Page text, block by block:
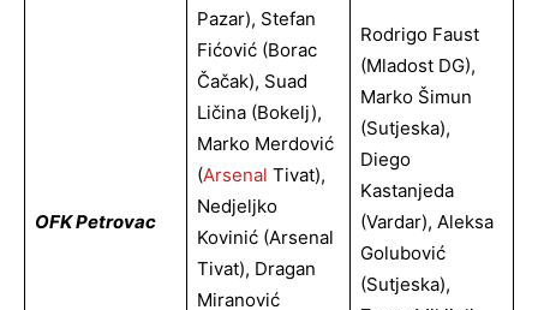
OFK Petrovac
Pazar), Stefan
Fićović (Borac
Čačak), Suad
Ličina (Bokelj),
Marko Merdović
(Arsenal Tivat),
Nedjeljko
Kovinić (Arsenal
Tivat), Dragan
Miranović
Rodrigo Faust
(Mladost DG),
Marko Šimun
(Sutjeska),
Diego
Kastanjeda
(Vardar), Aleksa
Golubović
(Sutjeska),